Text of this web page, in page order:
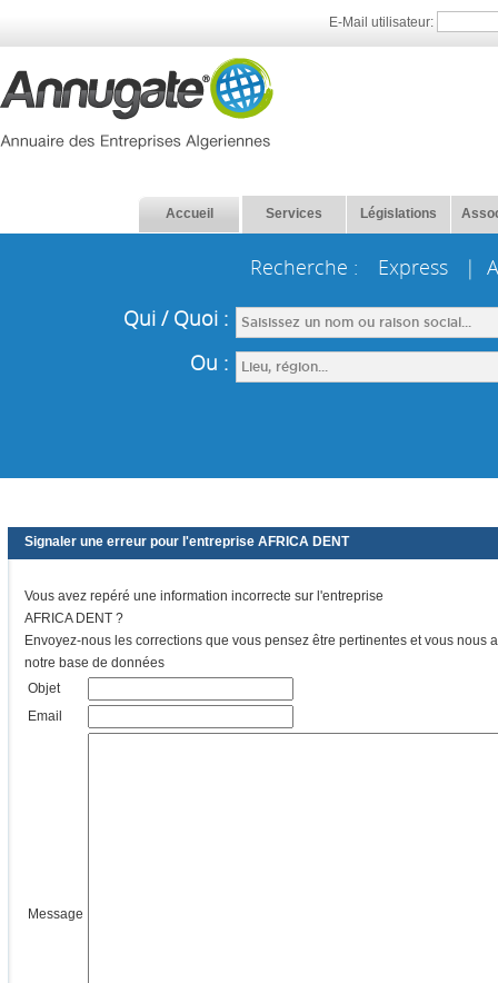
E-Mail utilisateur:
Accueil Services Législations
Signaler une erreur pour l'entreprise AFRICA DENT
Vous avez repéré une information incorrecte sur l'entreprise
AFRICA DENT ?
Envoyez-nous les corrections que vous pensez être pertinentes et vous nous
notre base de données
Objet
Email
Message